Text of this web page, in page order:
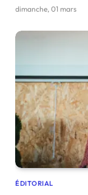
dimanche, 01 mars
ÉDITORIAL